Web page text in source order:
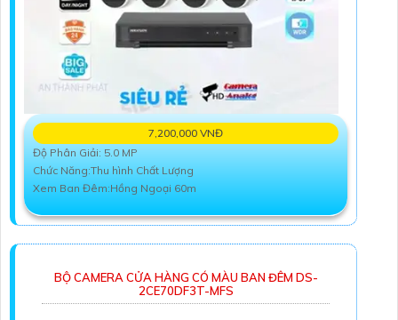
7,200,000 VNĐ
Độ Phân Giải: 5.0 MP
Chức Năng:Thu hình Chất Lượng
Xem Ban Đêm:Hồng Ngoại 60m
BỘ CAMERA CỬA HÀNG CÓ MÀU BAN ĐÊM DS-
2CE70DF3T-MFS